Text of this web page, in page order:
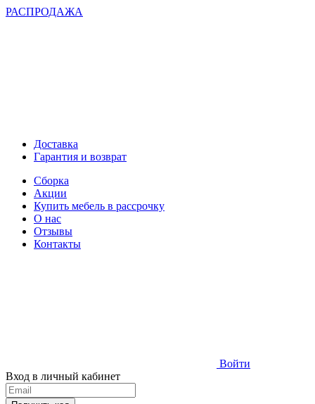
РАСПРОДАЖА
Доставка
Гарантия и возврат
Сборка
Акции
Купить мебель в рассрочку
О нас
Отзывы
Контакты
Войти
Вход в личный кабинет